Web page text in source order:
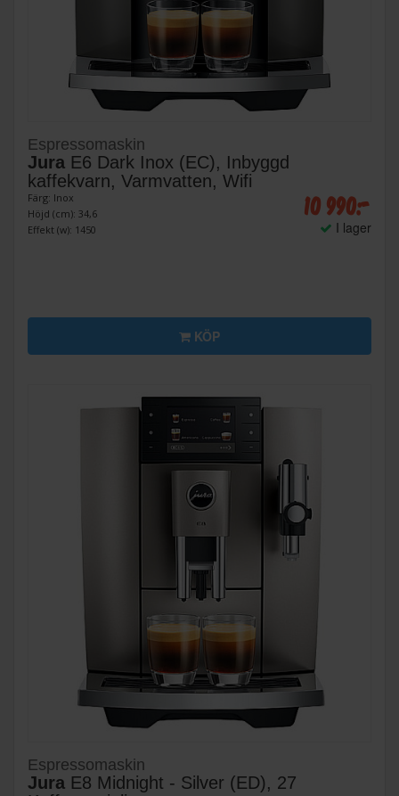
Espressomaskin
Jura E6 Dark Inox (EC), Inbyggd
kaffekvarn, Varmvatten, Wifi
Färg: Inox
Höjd (cm): 34,6
Effekt (w): 1450
10 990:-
I lager
KÖP
Espressomaskin
Jura E8 Midnight - Silver (ED), 27